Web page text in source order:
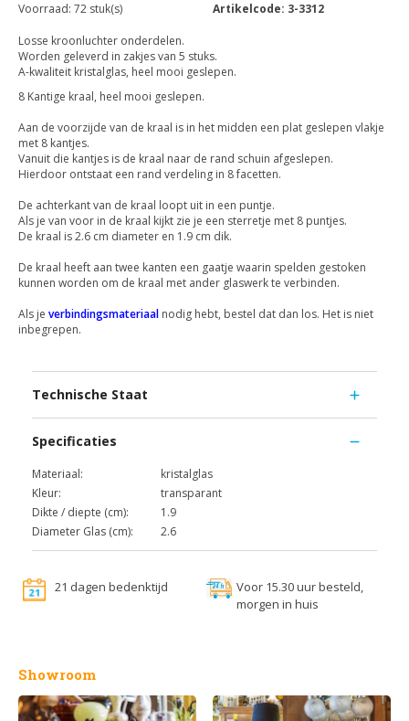
Voorraad: 72 stuk(s) Artikelcode: 3-3312
Losse kroonluchter onderdelen.
Worden geleverd in zakjes van 5 stuks.
A-kwaliteit kristalglas, heel mooi geslepen.
8 Kantige kraal, heel mooi geslepen.
Aan de voorzijde van de kraal is in het midden een plat geslepen vlakje
met 8 kantjes.
Vanuit die kantjes is de kraal naar de rand schuin afgeslepen.
Hierdoor ontstaat een rand verdeling in 8 facetten.
De achterkant van de kraal loopt uit in een puntje.
Als je van voor in de kraal kijkt zie je een sterretje met 8 puntjes.
De kraal is 2.6 cm diameter en 1.9 cm dik.
De kraal heeft aan twee kanten een gaatje waarin spelden gestoken
kunnen worden om de kraal met ander glaswerk te verbinden.
Als je verbindingsmateriaal nodig hebt, bestel dat dan los. Het is niet
inbegrepen.
Technische Staat
Specificaties
Materiaal:
kristalglas
Kleur:
transparant
Dikte / diepte (cm):
1.9
Diameter Glas (cm):
2.6
21 dagen bedenktijd
Voor 15.30 uur besteld,
morgen in huis
Showroom